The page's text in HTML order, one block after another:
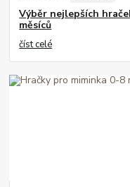
Výběr nejlepších
měsíců
číst celé